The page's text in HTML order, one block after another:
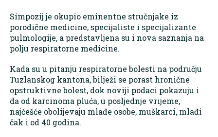
Simpozij je okupio eminentne stručnjake iz
porodične medicine, specijaliste i specijalizante
pulmologije, a predstavljena su i nova saznanja na
polju respiratorne medicine.
Kada su u pitanju respiratorne bolesti na području
Tuzlanskog kantona, bilježi se porast hronične
opstruktivne bolest, dok noviji podaci pokazuju i
da od karcinoma pluća, u posljednje vrijeme,
najčešće obolijevaju mlađe osobe, muškarci, mlađi
čak i od 40 godina.